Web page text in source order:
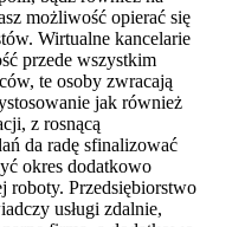
możliwość opierać się
Wirtualne kancelarie
przede wszystkim
te osoby zwracają
jak również
z rosnącą
da radę sfinalizować
okres dodatkowo
roboty. Przedsiębiorstwo
usługi zdalnie,